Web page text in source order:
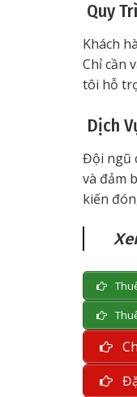
Quy
Khách
Chỉ cần
tôi hỗ
Dịch
Đội ngũ
và đảm
kiến